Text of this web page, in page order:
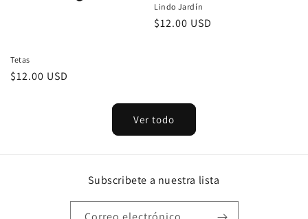
Tetas
Precio
$12.00 USD
Lindo Jardín
Precio
$12.00 USD
Ver todo
Subscribete a nuestra lista